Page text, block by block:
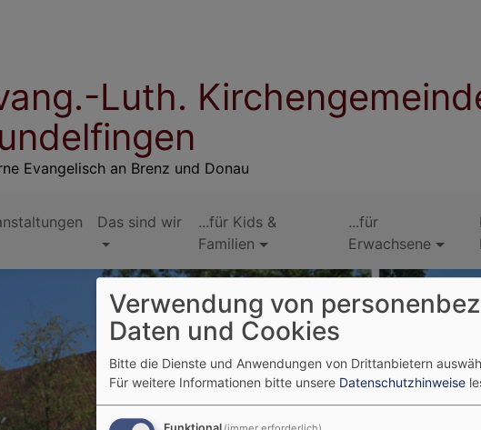
Luth.
Evangelisch an Brenz und Donau
Das sind wir
...für Kids &
Familien
...für
Erwachsene
Verwendung von
Daten und Cookies
Bitte die Dienste und Anwendungen von Drittanbietern
Für weitere Informationen bitte unsere Datenschutzhinweise